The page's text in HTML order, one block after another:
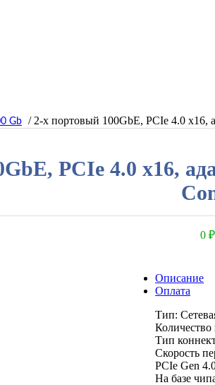
Gb / 2-х портовый 100GbE, PCIe 4.0 x16,
PCIe 4.0 x16,
0 ₽
Описание
Оплата
Тип:
Количество
Тип
Скорость
PCIe Gen
На базе